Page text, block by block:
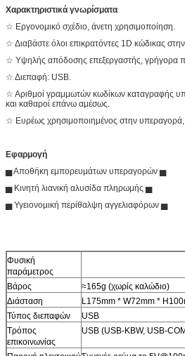
Χαρακτηριστικά γνωρίσματα
☆ Εργονομικό σχέδιο, άνετη χρησιμοποίηση.
☆ Διαβάστε όλοι επικρατόντες 1D κώδικας
☆ Υψηλής απόδοσης επεξεργαστής, γρήγορα
☆ Διεπαφή: USB.
☆ Αριθμοί γραμμωτών κωδίκων καταγραφής
και καθαροί επάνω αμέσως.
☆ Ευρέως χρησιμοποιημένος στην υπεραγορά,
Εφαρμογή
▅ Αποθήκη εμπορευμάτων υπεραγορών ▅
▅ Κινητή λιανική αλυσίδα πληρωμής ▅
▅ Υγειονομική περίθαλψη αγγελιαφόρων ▅
Φυσική
παράμετρος
Βάρος
≈165g (χωρίς καλώδιο)
Διάσταση
L175mm * W72mm *
Τύπος διεπαφών
USB
Τρόπος
επικοινωνίας
USB (USB-KBW, USB-